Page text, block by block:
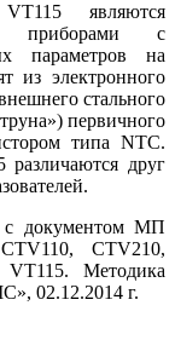
являются
приборами с
параметров на
из электронного
стального
первичного
типа NTC.
друг
с документом МП
CTV210,
Методика
02.12.2014 г.